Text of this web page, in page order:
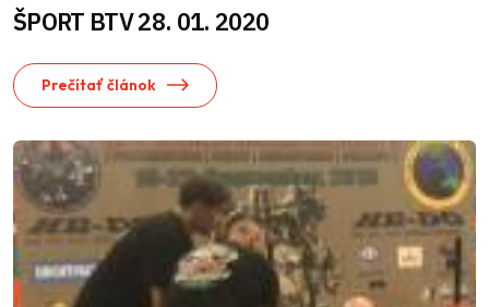
ŠPORT BTV 28. 01. 2020
Prečítať článok